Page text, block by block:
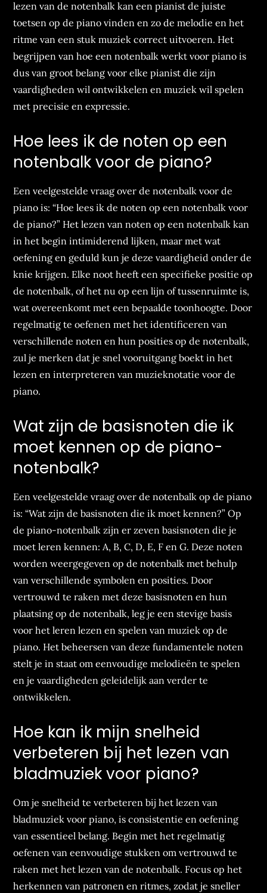
lezen van de notenbalk kan een pianist de juiste
toetsen op de piano vinden en zo de melodie en het
ritme van een stuk muziek correct uitvoeren. Het
begrijpen van hoe een notenbalk werkt voor piano is
dus van groot belang voor elke pianist die zijn
vaardigheden wil ontwikkelen en muziek wil spelen
met precisie en expressie.
Hoe lees ik de noten op een
notenbalk voor de piano?
Een veelgestelde vraag over de notenbalk voor de
piano is: “Hoe lees ik de noten op een notenbalk voor
de piano?” Het lezen van noten op een notenbalk kan
in het begin intimiderend lijken, maar met wat
oefening en geduld kun je deze vaardigheid onder de
knie krijgen. Elke noot heeft een specifieke positie op
de notenbalk, of het nu op een lijn of tussenruimte is,
wat overeenkomt met een bepaalde toonhoogte. Door
regelmatig te oefenen met het identificeren van
verschillende noten en hun posities op de notenbalk,
zul je merken dat je snel vooruitgang boekt in het
lezen en interpreteren van muzieknotatie voor de
piano.
Wat zijn de basisnoten die ik
moet kennen op de piano-
notenbalk?
Een veelgestelde vraag over de notenbalk op de piano
is: “Wat zijn de basisnoten die ik moet kennen?” Op
de piano-notenbalk zijn er zeven basisnoten die je
moet leren kennen: A, B, C, D, E, F en G. Deze noten
worden weergegeven op de notenbalk met behulp
van verschillende symbolen en posities. Door
vertrouwd te raken met deze basisnoten en hun
plaatsing op de notenbalk, leg je een stevige basis
voor het leren lezen en spelen van muziek op de
piano. Het beheersen van deze fundamentele noten
stelt je in staat om eenvoudige melodieën te spelen
en je vaardigheden geleidelijk aan verder te
ontwikkelen.
Hoe kan ik mijn snelheid
verbeteren bij het lezen van
bladmuziek voor piano?
Om je snelheid te verbeteren bij het lezen van
bladmuziek voor piano, is consistentie en oefening
van essentieel belang. Begin met het regelmatig
oefenen van eenvoudige stukken om vertrouwd te
raken met het lezen van de notenbalk. Focus op het
herkennen van patronen en ritmes, zodat je sneller